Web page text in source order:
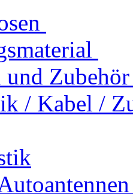
und Zubehör
/ Kabel /